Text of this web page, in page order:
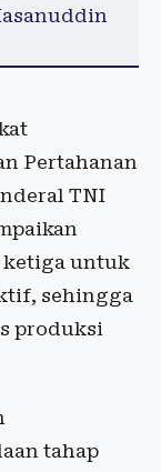
Pertahanan
TNI
ketiga untuk
sehingga
produksi
tahap